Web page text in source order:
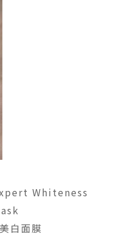
Whiteness
白面膜